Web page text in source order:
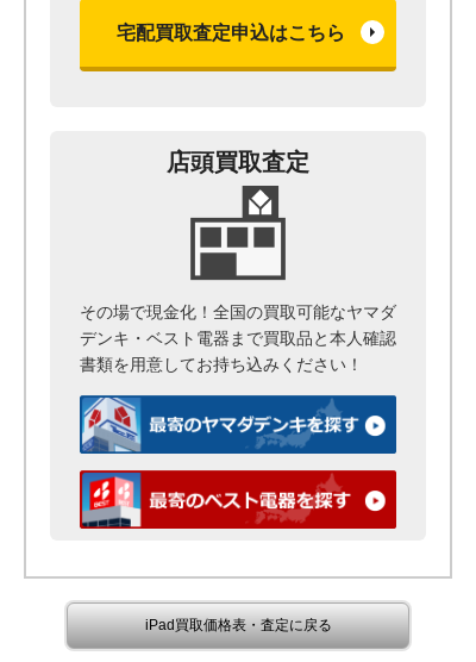
宅配買取査定申込はこちら
店頭買取査定
その場で現金化！全国の買取可能なヤマダ
デンキ・ベスト電器まで買取品と本人確認
書類を用意してお持ち込みください！
iPad買取価格表・査定に戻る